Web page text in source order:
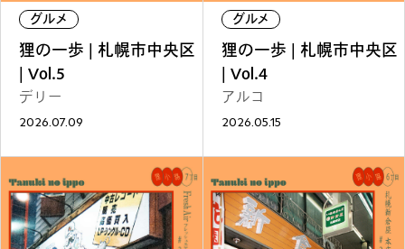
ファッション グルメ しごと
グルメ
狸の一歩 | 札幌市中央区
| Vol.5
デリー
2026.07.09
グルメ
狸の一歩 | 札幌市中央区
| Vol.4
アルコ
2026.05.15